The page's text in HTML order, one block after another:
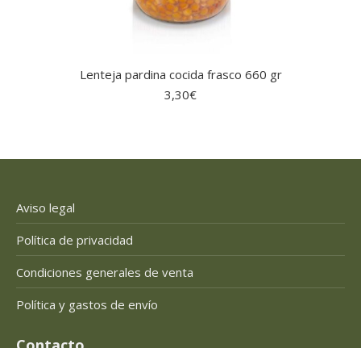
Lenteja pardina cocida frasco 660 gr
3,30€
Aviso legal
Política de privacidad
Condiciones generales de venta
Política y gastos de envío